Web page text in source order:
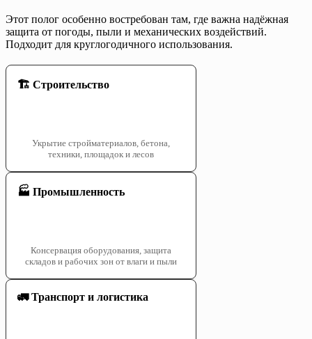
Этот полог особенно востребован там, где важна надёжная
защита от погоды, пыли и механических воздействий.
Подходит для круглогодичного использования.
🏗️ Строительство
Укрытие стройматериалов, бетона,
техники, площадок и лесов
🏭 Промышленность
Консервация оборудования, защита
складов и рабочих зон от влаги и пыли
🚛 Транспорт и логистика